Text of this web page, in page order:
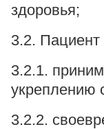
здоровья;
3.2. Пациент
3.2.1.
укреплению
3.2.2.